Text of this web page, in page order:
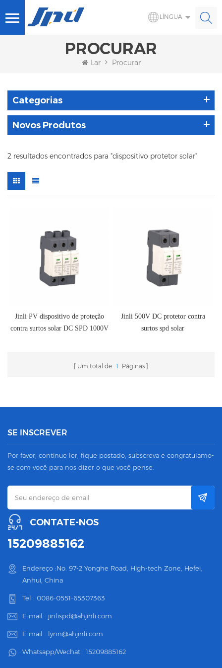
LÍNGUA
PROCURAR
Lar Procurar
Categorias
Novos Produtos
2 resultados encontrados para "dispositivo protetor solar"
Jinli PV dispositivo de proteção
contra surtos solar DC SPD 1000V
Jinli 500V DC protetor contra
surtos spd solar
Um total de 1 Páginas
SE INSCREVER
Por favor, continue ler, fique postado, subscreva e congratulamo-
se com você para nos dizer o que você pense.
CONTATE-NOS
15209885162
Endereço :No. 97-2 Yonghe Road, High-tech Zone, Hefei,
Anhui, China
Tel : 0086-0551-65307363
E-mail : jinlispd@ahjinli.com
E-mail : lynn@ahjinli.com
Whatsapp/Wechat : 15209885162